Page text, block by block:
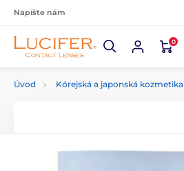
Napíšte nám
0
Úvod Kórejská a japonská kozmetika